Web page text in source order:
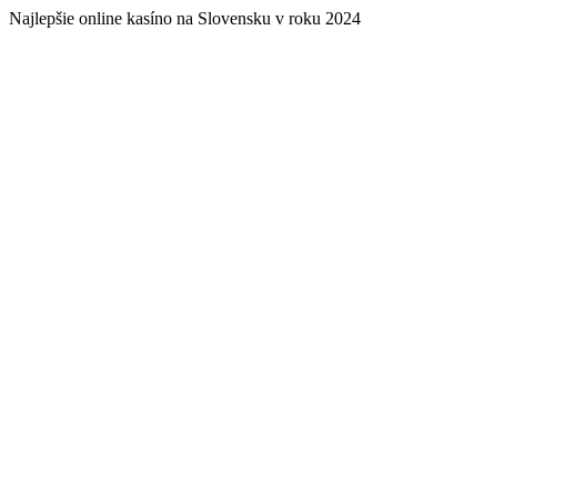
Najlepšie online kasíno na Slovensku v roku 2024